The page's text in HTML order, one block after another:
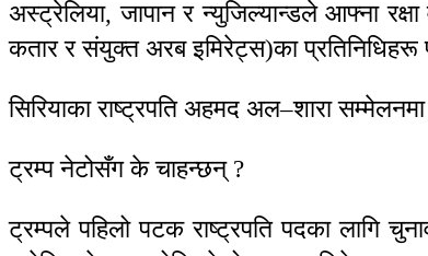
अस्ट्रेलिया, जापान र न्युजिल्यान्डले आफ्ना
कतार र संयुक्त अरब इमिरेट्स)का प्रतिनिधिहरू
सिरियाका राष्ट्रपति अहमद अल–शारा
ट्रम्प नेटोसँग के चाहन्छन् ?
ट्रम्पले पहिलो पटक राष्ट्रपति पदका लागि